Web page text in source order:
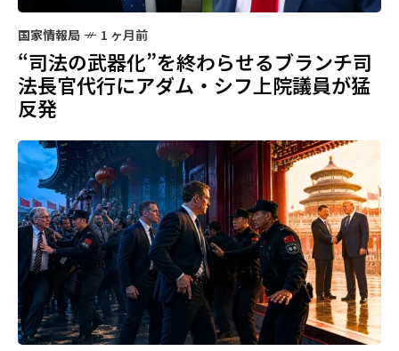
国家情報局 1 ヶ月前
“司法の武器化”を終わらせるブランチ司
法長官代行にアダム・シフ上院議員が猛
反発